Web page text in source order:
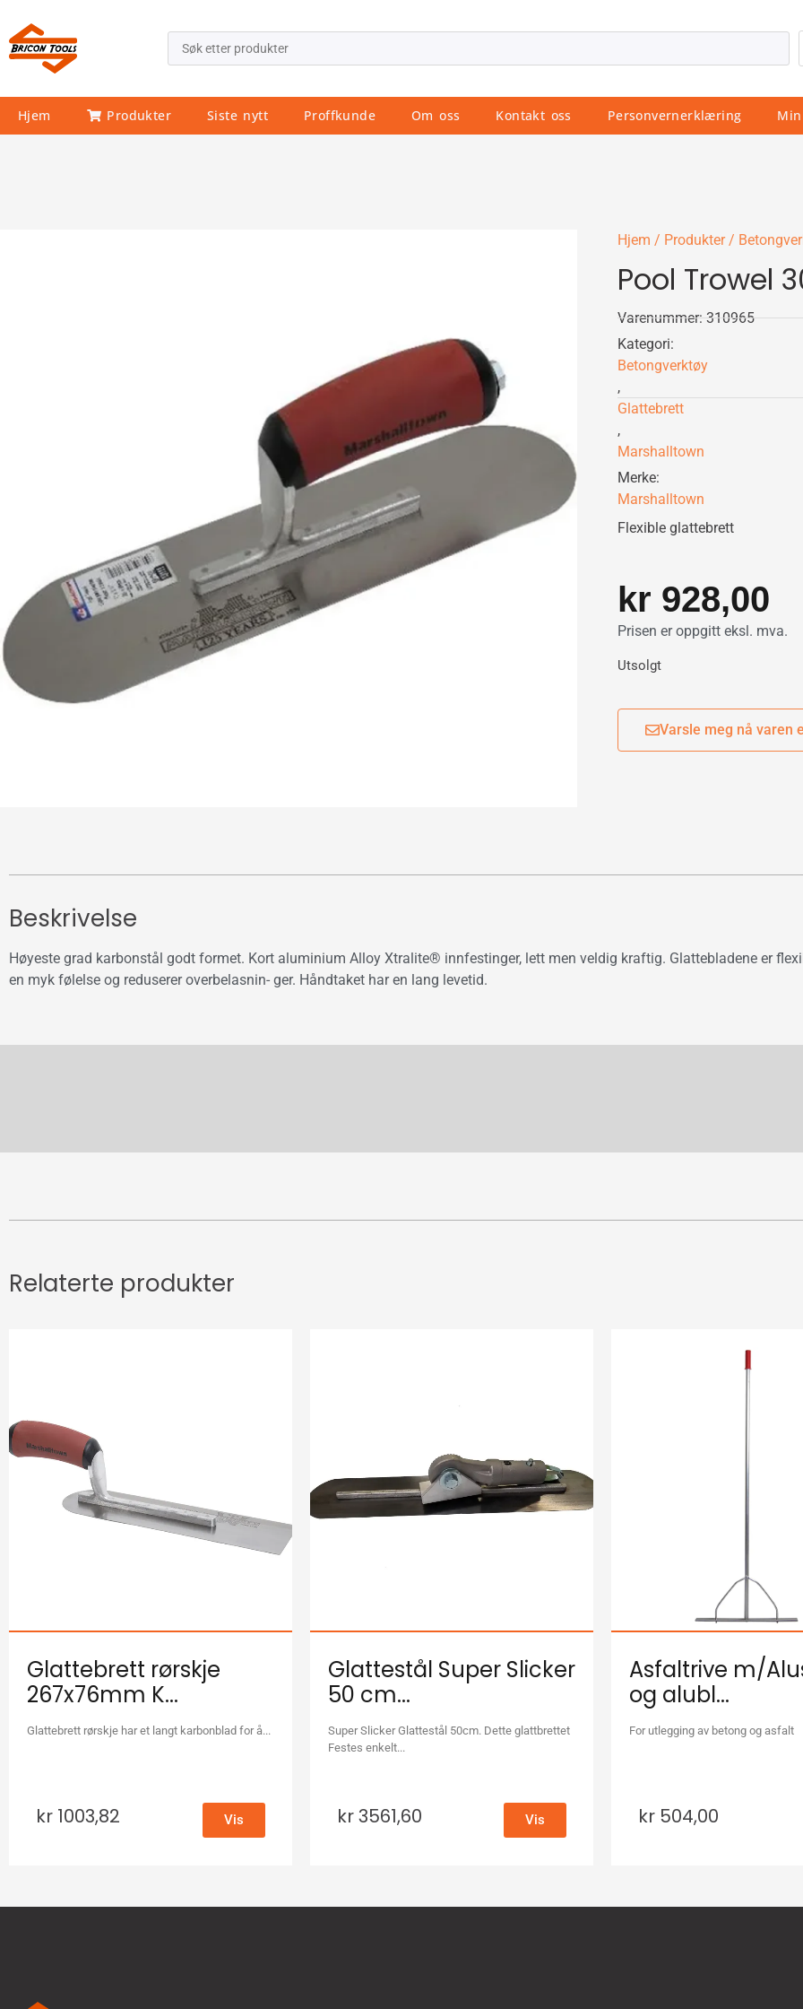
Hjem Produkter Siste nytt Proffkunde Om oss Kontakt oss Personvernerklæring
Hjem / Produkter/
Pool Trowel
Varenummer: 310965
Kategori:
Betongverktøy
,
Glattebrett
,
Marshalltown
Merke:
Marshalltown
Flexible glattebrett
kr 928,00
Prisen er oppgitt eksl. mva.
Utsolgt
Varsle meg nå varen
Beskrivelse
Høyeste grad karbonstål godt formet. Kort aluminium Alloy Xtralite® innfestinger, lett men veldig kraftig. Glattebladene er
en myk følelse og reduserer overbelasnin- ger. Håndtaket har en lang levetid.
Relaterte produkter
Glattebrett rørskje
267x76mm K...
Glattebrett rørskje har et langt karbonblad for å...
kr 1003,82 Vis
Glattestål Super Slicker
50 cm...
Super Slicker Glattestål 50cm. Dette glattbrettet
Festes enkelt...
kr3561,60 Vis
Asfaltrive m/
og alubl...
For utlegging av betong og asfalt
kr 504,00